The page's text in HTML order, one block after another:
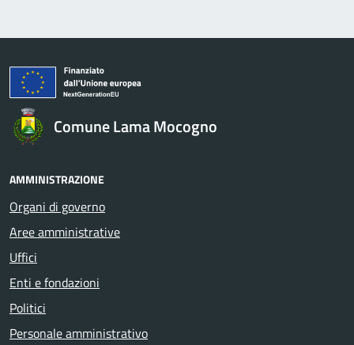
Comune Lama Mocogno
AMMINISTRAZIONE
Organi di governo
Aree amministrative
Uffici
Enti e fondazioni
Politici
Personale amministrativo